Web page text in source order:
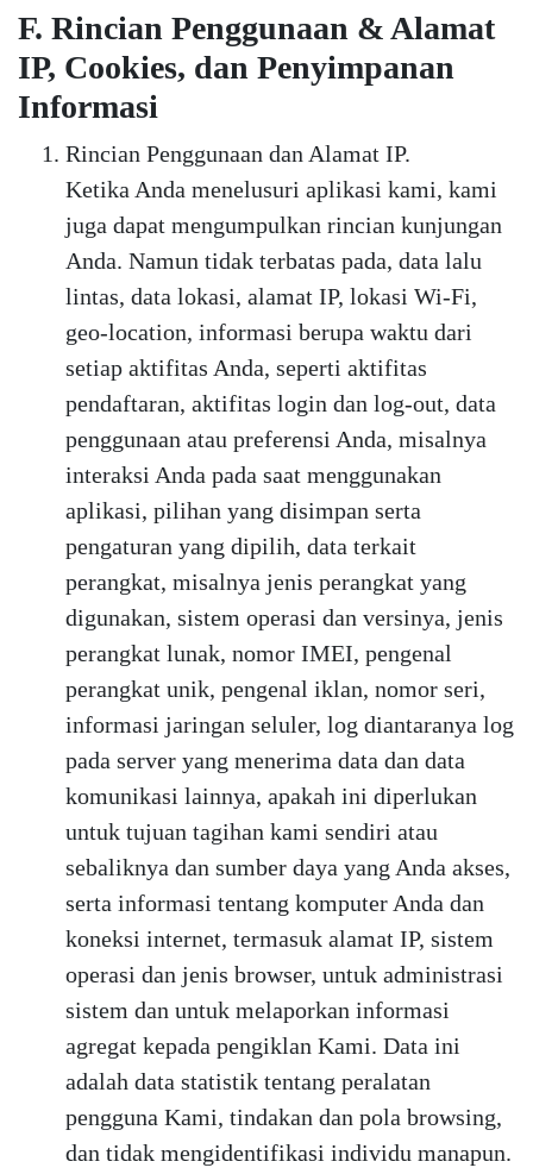
F. Rincian Penggunaan & Alamat
IP, Cookies, dan Penyimpanan
Informasi
Rincian Penggunaan dan Alamat IP.
Ketika Anda menelusuri aplikasi kami, kami
juga dapat mengumpulkan rincian kunjungan
Anda. Namun tidak terbatas pada, data lalu
lintas, data lokasi, alamat IP, lokasi Wi-Fi,
geo-location, informasi berupa waktu dari
setiap aktifitas Anda, seperti aktifitas
pendaftaran, aktifitas login dan log-out, data
penggunaan atau preferensi Anda, misalnya
interaksi Anda pada saat menggunakan
aplikasi, pilihan yang disimpan serta
pengaturan yang dipilih, data terkait
perangkat, misalnya jenis perangkat yang
digunakan, sistem operasi dan versinya, jenis
perangkat lunak, nomor IMEI, pengenal
perangkat unik, pengenal iklan, nomor seri,
informasi jaringan seluler, log diantaranya log
pada server yang menerima data dan data
komunikasi lainnya, apakah ini diperlukan
untuk tujuan tagihan kami sendiri atau
sebaliknya dan sumber daya yang Anda akses,
serta informasi tentang komputer Anda dan
koneksi internet, termasuk alamat IP, sistem
operasi dan jenis browser, untuk administrasi
sistem dan untuk melaporkan informasi
agregat kepada pengiklan Kami. Data ini
adalah data statistik tentang peralatan
pengguna Kami, tindakan dan pola browsing,
dan tidak mengidentifikasi individu manapun.